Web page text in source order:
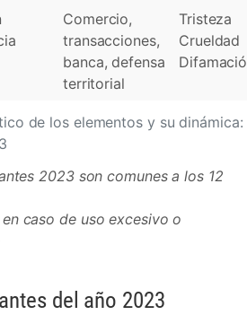
de los elementos y su
Comercio,
transacciones,
banca, defensa
territorial
Tristeza
Crueldad
2023 son comunes a los 12
caso de uso excesivo o
del año 2023